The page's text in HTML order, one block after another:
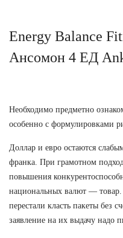
Energy Balance
Ансомон 4 ЕД
Необходимо предметно
особенно с формулировками
Доллар и евро остаются
франка. При грамотном
повышения
национальных валют — товар.
перестали класть пакеты без
заявление на их выдачу надо